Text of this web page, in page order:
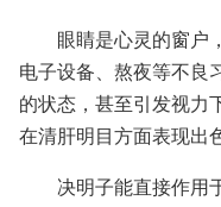
眼睛是心灵的窗户
电子设备、熬夜等不良
的状态，甚至引发视力
在清肝明目方面表现出
决明子能直接作用